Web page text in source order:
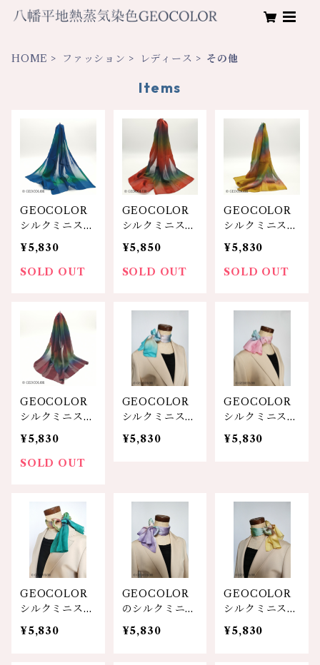
HOME ファッション レディース その他
Items
GEOCOLOR
シルクミニスカ
ーフ100S【ブ
ルー系】
¥5,830
SOLD OUT
GEOCOLOR
シルクミニスカ
ーフ100S【レ
ンガ系】
¥5,850
SOLD OUT
GEOCOLOR
シルクミニスカ
ーフ100S【金
茶系】
¥5,830
SOLD OUT
GEOCOLOR
シルクミニスカ
ーフ100S【濃
厚ワイン系】
¥5,830
SOLD OUT
GEOCOLOR
シルクミニスカ
ーフ【水色系】
¥5,830
GEOCOLOR
シルクミニスカ
ーフ【ピンク系
グラデーショ
¥5,830
GEOCOLOR
シルクミニスカ
ーフ【エメグリ
系】人気色！！
¥5,830
GEOCOLOR
のシルクミニス
カーフ【パープ
ル系】
¥5,830
GEOCOLOR
シルクミニスカ
ーフ【イエロー
系】
¥5,830